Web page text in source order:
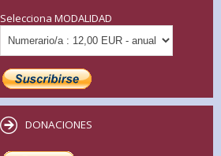
Selecciona MODALIDAD
DONACIONES